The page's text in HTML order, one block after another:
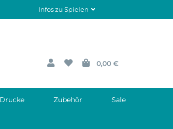
Infos zu Spielen
0,00 €
Zubehör Sale